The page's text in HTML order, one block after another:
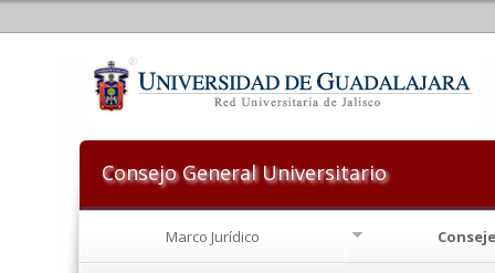
Consejo General Universitario
Marco Jurídico